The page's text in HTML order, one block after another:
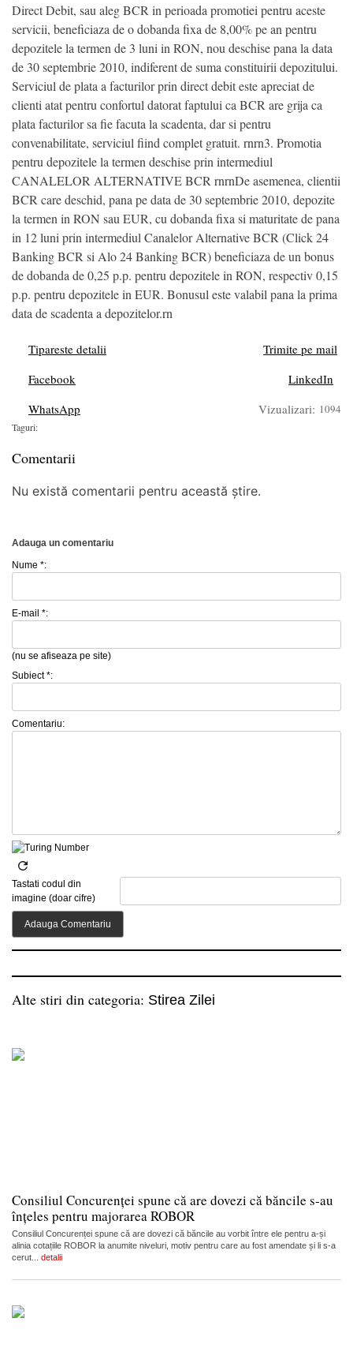
Direct Debit, sau aleg BCR in perioada promotiei pentru aceste
servicii, beneficiaza de o dobanda fixa de 8,00% pe an pentru
depozitele la termen de 3 luni in RON, nou deschise pana la data
de 30 septembrie 2010, indiferent de suma constituirii depozitului.
Serviciul de plata a facturilor prin direct debit este apreciat de
clienti atat pentru confortul datorat faptului ca BCR are grija ca
plata facturilor sa fie facuta la scadenta, dar si pentru
convenabilitate, serviciul fiind complet gratuit. rnrn3. Promotia
pentru depozitele la termen deschise prin intermediul
CANALELOR ALTERNATIVE BCR rnrnDe asemenea, clientii
BCR care deschid, pana pe data de 30 septembrie 2010, depozite
la termen in RON sau EUR, cu dobanda fixa si maturitate de pana
in 12 luni prin intermediul Canalelor Alternative BCR (Click 24
Banking BCR si Alo 24 Banking BCR) beneficiaza de un bonus
de dobanda de 0,25 p.p. pentru depozitele in RON, respectiv 0,15
p.p. pentru depozitele in EUR. Bonusul este valabil pana la prima
data de scadenta a depozitelor.rn
Tipareste detalii
Trimite pe mail
Facebook
LinkedIn
WhatsApp
Vizualizari: 1094
Taguri:
Comentarii
Nu există comentarii pentru această știre.
Adauga un comentariu
Nume *:
E-mail *:
(nu se afiseaza pe site)
Subiect *:
Comentariu:
Tastati codul din
imagine (doar cifre)
Alte stiri din categoria: Stirea Zilei
Consiliul Concurenței spune că are dovezi că băncile s-au
înțeles pentru majorarea ROBOR
Consiliul Concurenței spune că are dovezi că băncile au vorbit între ele pentru a-și
alinia cotațiile ROBOR la anumite niveluri, motiv pentru care au fost amendate și li s-a
cerut... detalii